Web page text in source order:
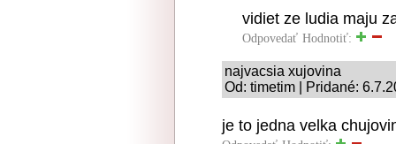
vidiet ze ludia maju
Odpovedať Hodnotiť:
najvacsia xujovina
Od: timetim | Pridané:
je to jedna velka